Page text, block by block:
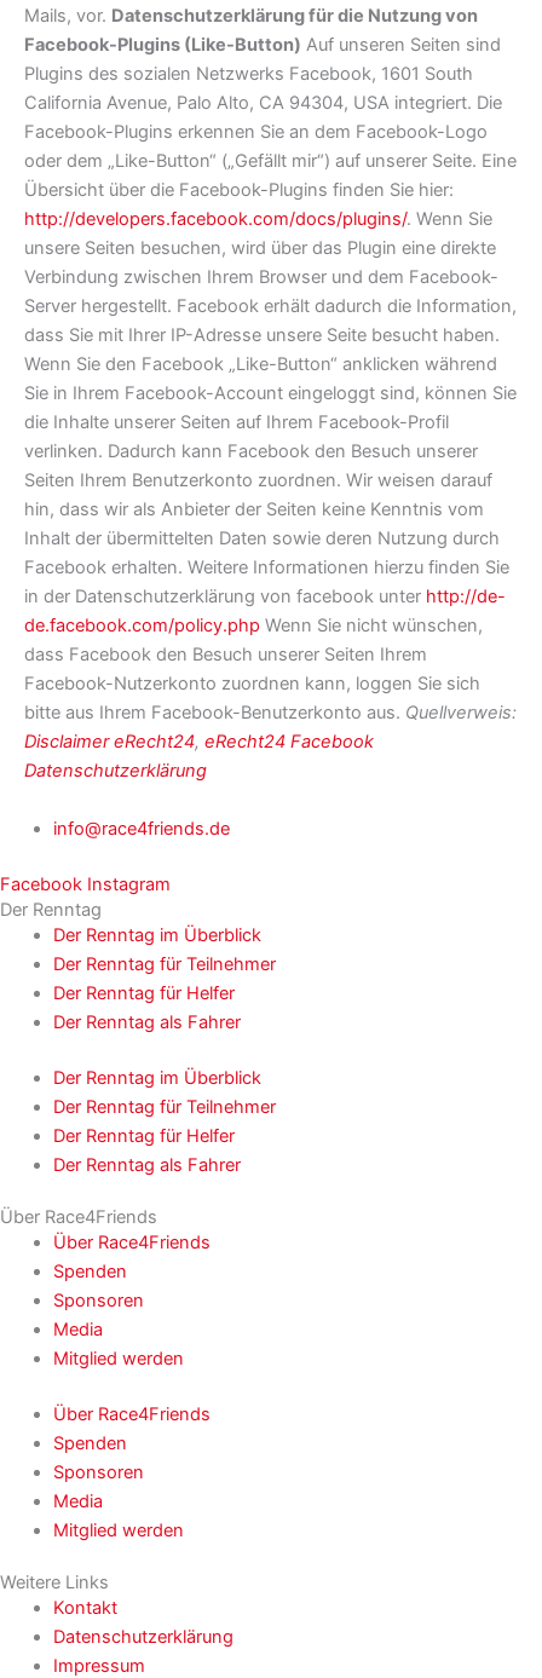
Mails, vor. Datenschutzerklärung für die Nutzung von
Facebook-Plugins (Like-Button) Auf unseren Seiten sind
Plugins des sozialen Netzwerks Facebook, 1601 South
California Avenue, Palo Alto, CA 94304, USA integriert. Die
Facebook-Plugins erkennen Sie an dem Facebook-Logo
oder dem „Like-Button“ („Gefällt mir“) auf unserer Seite. Eine
Übersicht über die Facebook-Plugins finden Sie hier:
http://developers.facebook.com/docs/plugins/. Wenn Sie
unsere Seiten besuchen, wird über das Plugin eine direkte
Verbindung zwischen Ihrem Browser und dem Facebook-
Server hergestellt. Facebook erhält dadurch die Information,
dass Sie mit Ihrer IP-Adresse unsere Seite besucht haben.
Wenn Sie den Facebook „Like-Button“ anklicken während
Sie in Ihrem Facebook-Account eingeloggt sind, können Sie
die Inhalte unserer Seiten auf Ihrem Facebook-Profil
verlinken. Dadurch kann Facebook den Besuch unserer
Seiten Ihrem Benutzerkonto zuordnen. Wir weisen darauf
hin, dass wir als Anbieter der Seiten keine Kenntnis vom
Inhalt der übermittelten Daten sowie deren Nutzung durch
Facebook erhalten. Weitere Informationen hierzu finden Sie
in der Datenschutzerklärung von facebook unter http://de-
de.facebook.com/policy.php Wenn Sie nicht wünschen,
dass Facebook den Besuch unserer Seiten Ihrem
Facebook-Nutzerkonto zuordnen kann, loggen Sie sich
bitte aus Ihrem Facebook-Benutzerkonto aus. Quellverweis:
Disclaimer eRecht24, eRecht24 Facebook
Datenschutzerklärung
info@race4friends.de
Facebook Instagram
Der Renntag
Der Renntag im Überblick
Der Renntag für Teilnehmer
Der Renntag für Helfer
Der Renntag als Fahrer
Der Renntag im Überblick
Der Renntag für Teilnehmer
Der Renntag für Helfer
Der Renntag als Fahrer
Über Race4Friends
Über Race4Friends
Spenden
Sponsoren
Media
Mitglied werden
Über Race4Friends
Spenden
Sponsoren
Media
Mitglied werden
Weitere Links
Kontakt
Datenschutzerklärung
Impressum